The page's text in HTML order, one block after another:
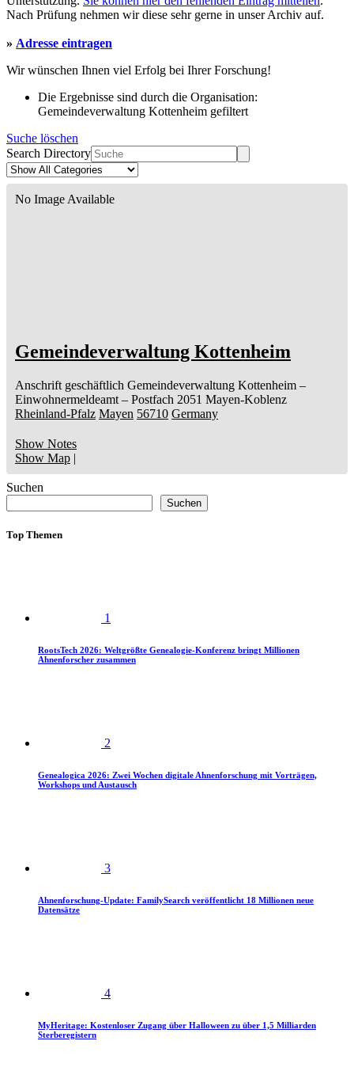
Nach Prüfung nehmen wir diese sehr gerne in unser Archiv auf.
» Adresse eintragen
Wir wünschen Ihnen viel Erfolg bei Ihrer Forschung!
Die Ergebnisse sind durch die Organisation:
Gemeindeverwaltung Kottenheim gefiltert
Suche löschen
Search Directory
No Image Available
Gemeindeverwaltung Kottenheim
Anschrift geschäftlich Gemeindeverwaltung Kottenheim –
Einwohnermeldeamt – Postfach 2051 Mayen-Koblenz
Rheinland-Pfalz Mayen 56710 Germany
Show Notes
Show Map |
Suchen
Suchen
Top Themen
1
RootsTech 2026: Weltgrößte Genealogie-Konferenz bringt Millionen
Ahnenforscher zusammen
2
Genealogica 2026: Zwei Wochen digitale Ahnenforschung mit Vorträgen,
Workshops und Austausch
3
Ahnenforschung-Update: FamilySearch veröffentlicht 18 Millionen neue
Datensätze
4
MyHeritage: Kostenloser Zugang über Halloween zu über 1,5 Milliarden
Sterberegistern